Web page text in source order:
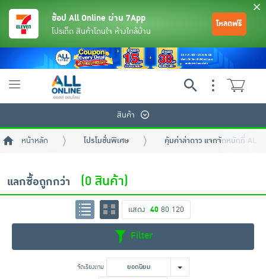
ย้อนกลับ
เครื่องดื่มและผงชงดื่ม
ย้อนกลับ
ย้อนกลับ
ย้อนกลับ
ย้อนกลับ
ย้อนกลับ
ย้อนกลับ
ย้อนกลับ
มือถือ
ย้อนกลับ
ย้อนกลับ
พระเครื่อง test pop
ย้อนกลับ
ช้อป All Online ผ่าน 7App
โปรเด็ด สินค้าโดนใจ ห้างใกล้บ้าน
โหลดฟรี
Toggle
สินค้า
หน้าหลัก โปรโมชั่นพิเศษ คุ้มค่าล่าดาว แจกจัดหนักที่ ALL
แลกซื้อถูกกว่า (0 สินค้า)
แสดง 40 80 120
Filter
จัดเรียงตาม ยอดนิยม